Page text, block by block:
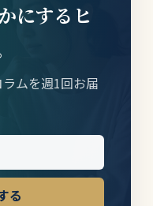
にするヒ
ムを週1回お届
る